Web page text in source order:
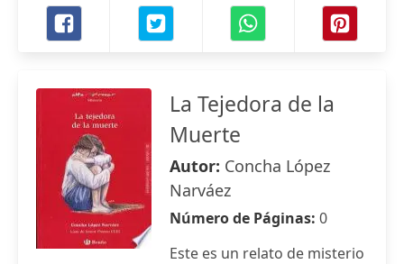
La Tejedora de la
Muerte
Autor: Concha López
Narváez
Número de Páginas: 0
Este es un relato de misterio